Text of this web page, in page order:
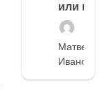
или
Матвей
Иванов